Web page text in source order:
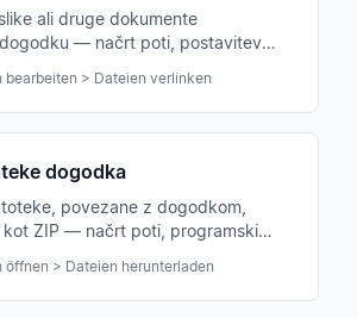
ali druge dokumente
— načrt poti, postavitev
vsem.
bearbeiten > Dateien verlinken
dogodka
povezane z dogodkom,
kot ZIP — načrt poti, programski
öffnen > Dateien herunterladen